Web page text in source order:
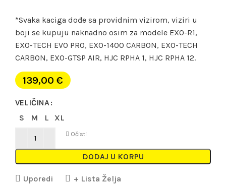
*Svaka kaciga dođe sa providnim vizirom, viziri u
boji se kupuju naknadno osim za modele EXO-R1,
EXO-TECH EVO PRO, EXO-1400 CARBON, EXO-TECH
CARBON, EXO-GTSP AIR, HJC RPHA 1, HJC RPHA 12.
139,00 €
VELIČINA
S
M L XL
Očisti
DODAJ U KORPU
Uporedi + Lista Želja